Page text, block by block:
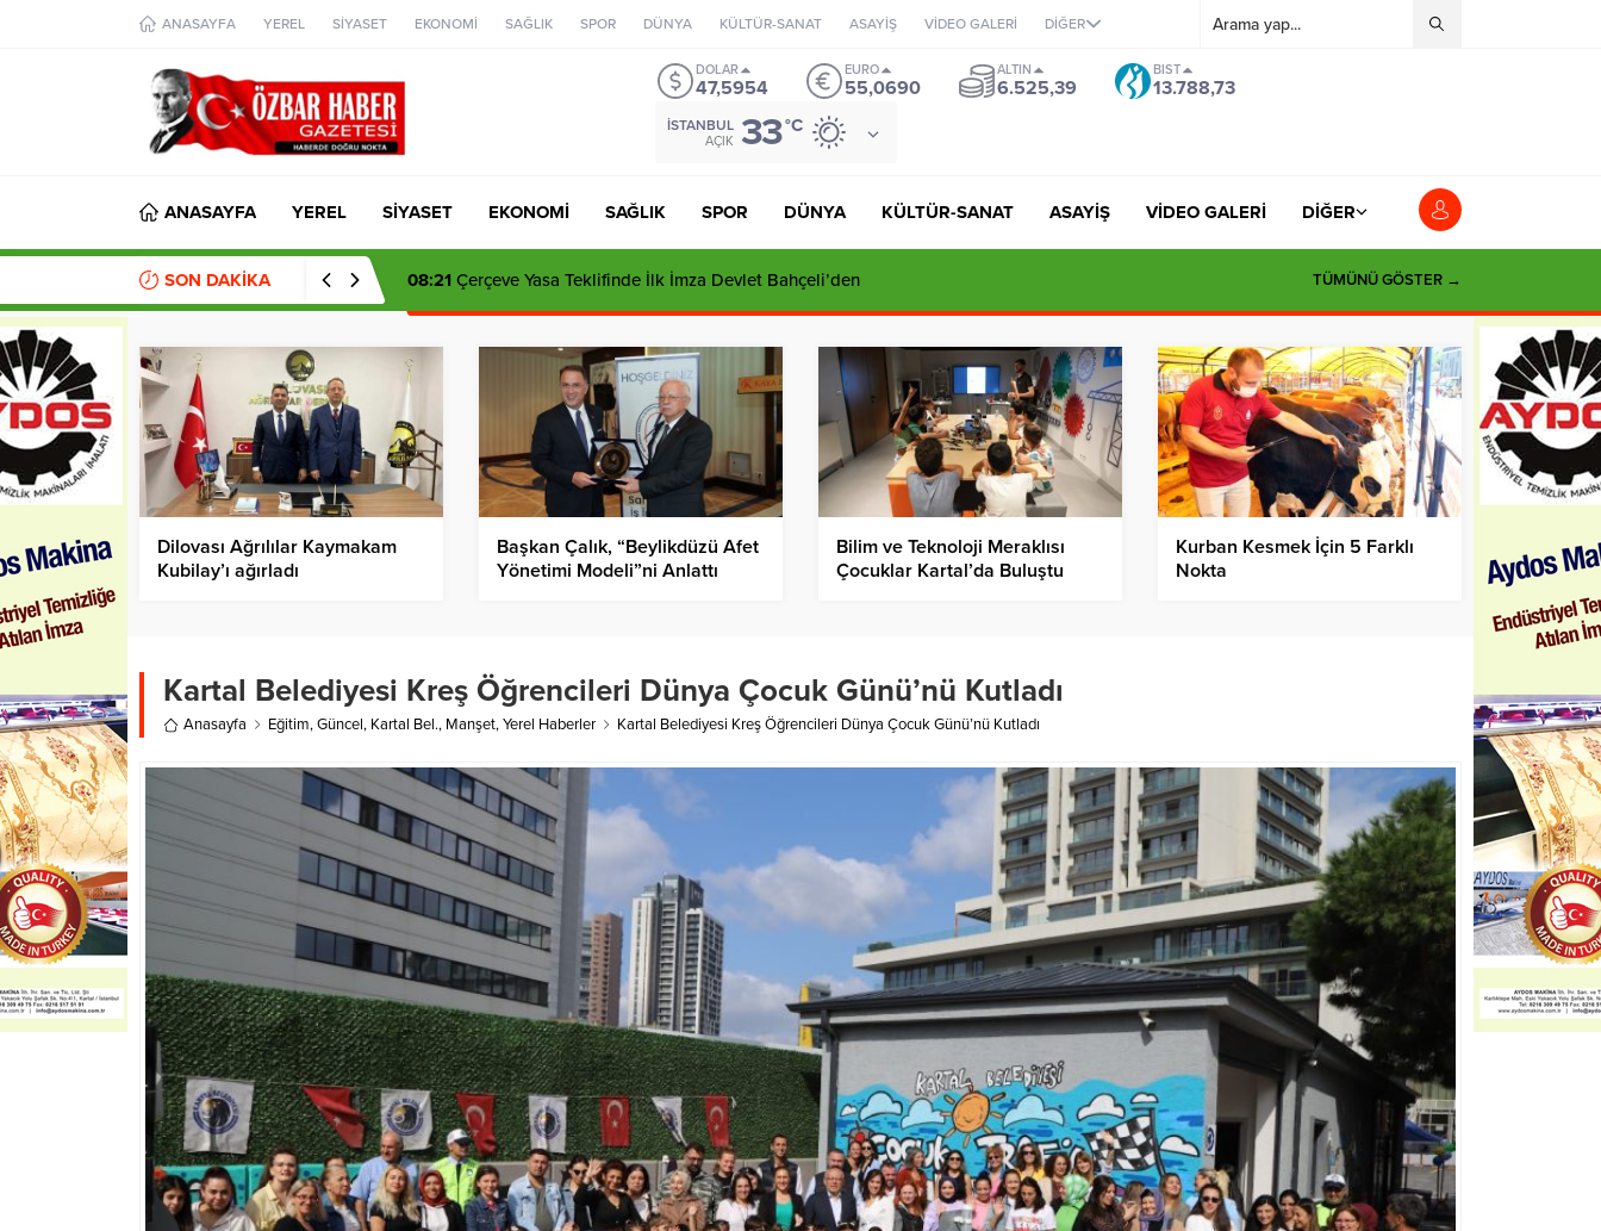
ANASAYFA YEREL SİYASET EKONOMİ SAĞLIK SPOR DÜNYA KÜLTÜR-SANAT ASAYİŞ VİDEO GALERİ DİĞER
DOLAR
47,5954
EURO
55,0690
ALTIN
6.525,39
BIST
13.788,73
İSTANBUL
AÇIK 33°C
ANASAYFA YEREL SİYASET EKONOMİ SAĞLIK SPOR DÜNYA KÜLTÜR-SANAT ASAYİŞ VİDEO GALERİ DİĞER
SON DAKİKA 14:35 Şadi Yazıcı’dan Tuzla’daki İmar İddialarına Sert Yanıt: “Tutarsızlıklar Manzumesi” TÜMÜNÜ GÖSTER →
Dilovası Ağrılılar Kaymakam
Kubilay’ı ağırladı
Başkan Çalık, “Beylikdüzü Afet
Yönetimi Modeli”ni Anlattı
Bilim ve Teknoloji Meraklısı
Çocuklar Kartal’da Buluştu
Kurban Kesmek İçin 5 Farklı
Nokta
Kartal Belediyesi Kreş Öğrencileri Dünya Çocuk Günü’nü Kutladı
Anasayfa Eğitim,Güncel, Kartal Bel., Manşet,Yerel Haberler Kartal Belediyesi Kreş Öğrencileri Dünya Çocuk Günü’nü Kutladı